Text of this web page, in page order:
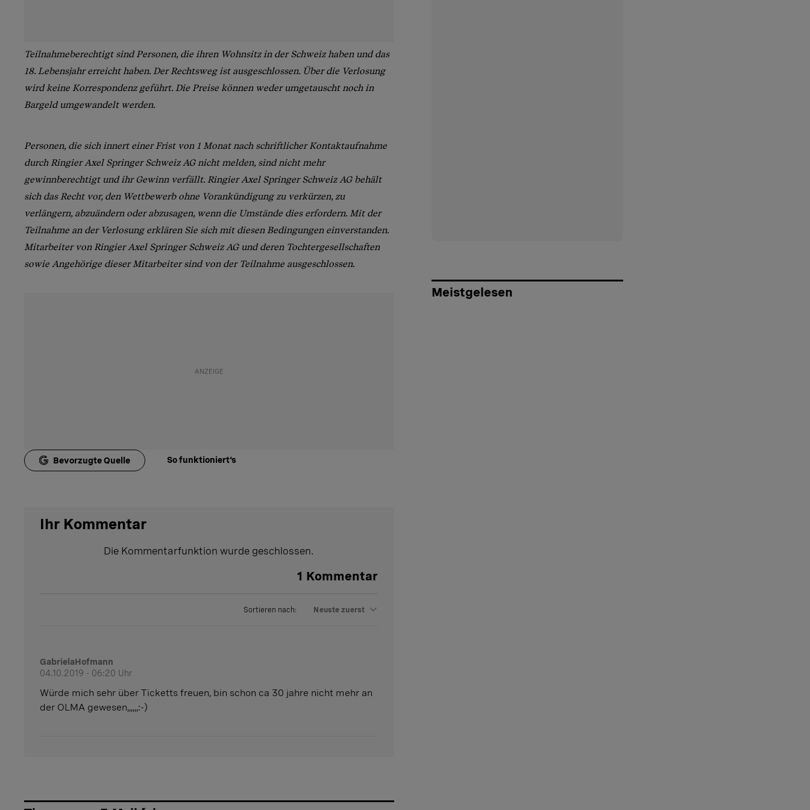
Teilnahmeberechtigt sind Personen, die ihren Wohnsitz in der Schweiz haben und das
18. Lebensjahr erreicht haben. Der Rechtsweg ist ausgeschlossen. Über die Verlosung
wird keine Korrespondenz geführt. Die Preise können weder umgetauscht noch in
Bargeld umgewandelt werden.
Personen, die sich innert einer Frist von 1 Monat nach schriftlicher Kontaktaufnahme
durch Ringier Axel Springer Schweiz AG nicht melden, sind nicht mehr
gewinnberechtigt und ihr Gewinn verfällt. Ringier Axel Springer Schweiz AG behält
sich das Recht vor, den Wettbewerb ohne Vorankündigung zu verkürzen, zu
verlängern, abzuändern oder abzusagen, wenn die Umstände dies erfordern. Mit der
Teilnahme an der Verlosung erklären Sie sich mit diesen Bedingungen einverstanden.
Mitarbeiter von Ringier Axel Springer Schweiz AG und deren Tochtergesellschaften
sowie Angehörige dieser Mitarbeiter sind von der Teilnahme ausgeschlossen.
Bevorzugte Quelle So funktioniert's
Ihr Kommentar
Die Kommentarfunktion wurde geschlossen.
1 Kommentar
Sortieren nach: Neuste zuerst
GabrielaHofmann
04.10.2019 - 06:20 Uhr
Würde mich sehr über Ticketts freuen, bin schon ca 30 jahre nicht mehr an
der OLMA gewesen,,,,,,:-)
Meistgelesen